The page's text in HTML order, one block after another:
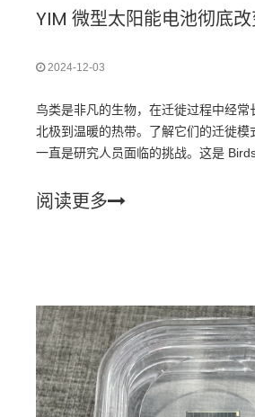
2024-12-03
鸟类是非凡的生物，在迁徙过程中经常
北极到温暖的​​热带。了解它们的迁徙模
一直是研究人员面临的挑战。这是
阅读更多